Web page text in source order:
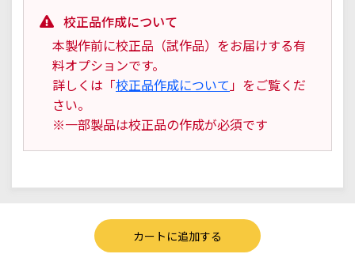
校正品作成について
本製作前に校正品（試作品）をお届けする有
料オプションです。
詳しくは「校正品作成について」をご覧くだ
さい。
※一部製品は校正品の作成が必須です